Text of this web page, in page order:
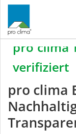
Home/
EPDs
pro clima
verifiziert
pro clima